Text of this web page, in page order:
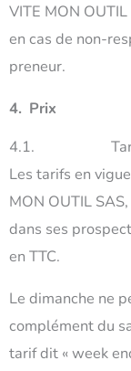
VITE MON
en cas de non-
preneur.
4. Prix
4.1.
Les tarifs en
MON OUTIL
dans ses
en TTC.
Le dimanche ne
complément du
tarif dit « week